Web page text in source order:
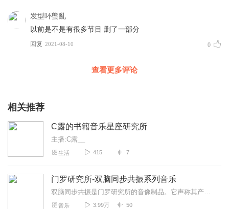
发型吥螚亂
以前是不是有很多节目 删了一部分
回复 2021-08-10 0
查看更多评论
相关推荐
C露的书籍音乐星座研究所
主播:C露__
生活 415 7
门罗研究所-双脑同步共振系列音乐
双脑同步共振是门罗研究所的音像制品。它声称其产品内含立体声节拍，可以让大脑两半球的脑波同步以助人达到冥想状态。不适合在开车时倾听。双脑同步技术是一种声波技术，...
音乐 3.99万 50